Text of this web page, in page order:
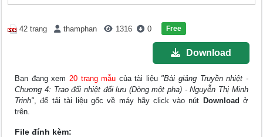
42 trang thamphan 1316 0 Free
Download
Bạn đang xem 20 trang mẫu của tài liệu "Bài giảng Truyền nhiệt -
Chương 4: Trao đổi nhiệt đối lưu (Dòng một pha) - Nguyễn Thị Minh
Trinh", để tải tài liệu gốc về máy hãy click vào nút Download ở
trên.
File đính kèm: